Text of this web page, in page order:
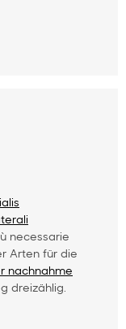
necessarie
Arten für die
nachnahme
dreizählig.